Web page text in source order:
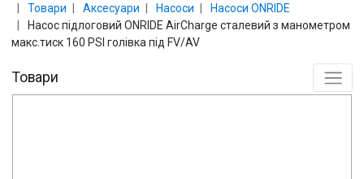
Товари
Аксесуари Насоси
Насоси ONRIDE
Насос підлоговий ONRIDE AirCharge сталевий з манометром
макс.тиск 160 PSI голівка під FV/AV
Товари